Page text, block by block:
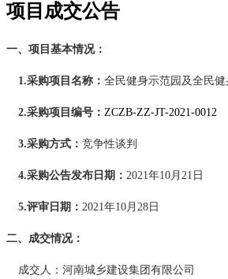
项目成交公告
一、项目基本情况：
1.采购项目名称 ： 全民健身示范园及全民
2.采购项目编号： ZCZB-ZZ-JT-2021-0012
3.采购方式： 竞争性谈判
4.采购公告发布日期 ： 2021年10月 21 日
5.评审日期： 2021年10月 28 日
二、成交情况：
成交人 ：河南城乡建设集团有限公司